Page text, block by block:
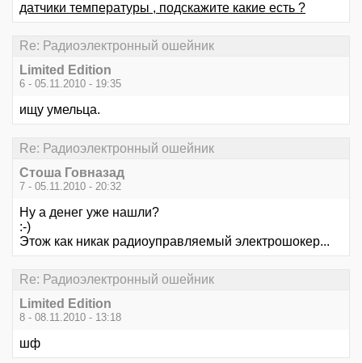
датчики температуры , подскажите какие есть ?
Re: Радиоэлектронный ошейник
Limited Edition
6 - 05.11.2010 - 19:35
ищу умельца.
Re: Радиоэлектронный ошейник
Стоша Говназад
7 - 05.11.2010 - 20:32
Ну а денег уже нашли?
:-)
Этож как никак радиоуправляемый электрошокер...
Re: Радиоэлектронный ошейник
Limited Edition
8 - 08.11.2010 - 13:18
шф